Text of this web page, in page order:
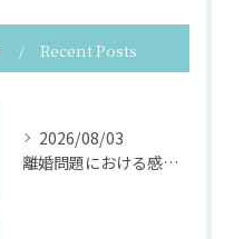
Recent Posts
2026/08/03
離婚問題における感情面に配慮した誠実な法律サポート